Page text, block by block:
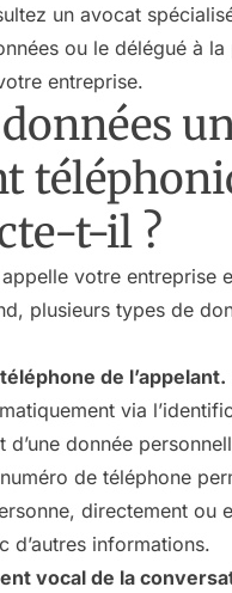
un avocat
ou le délégué à
entreprise.
t-il ?
votre entreprise
plusieurs types de
de l’appelant.
via
d’une donnée
de téléphone
directement ou
d’autres informations.
vocal de la